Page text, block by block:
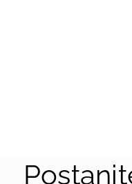
Postanite deo našeg